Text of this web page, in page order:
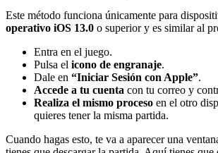
Este método funciona únicamente para
operativo iOS 13.0 o superior y es similar al
Entra en el juego.
Pulsa el icono de engranaje.
Dale en “Iniciar Sesión con Apple”.
Accede a tu cuenta con tu correo y
Realiza el mismo proceso en el otro
quieres tener la misma partida.
Cuando hagas esto, te va a aparecer una